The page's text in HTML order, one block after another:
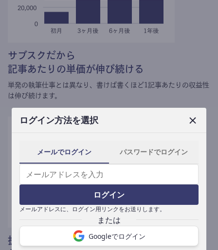
ログイン方法を選択
メールでログイン パスワードでログイン
ログイン
メールアドレスに、ログイン用リンクをお送りします。
Googleでログイン
サブスクだから
記事あたりの単価が伸び続ける
単発の執筆仕事とは異なり、 書けば書くほど1記事あたりの収益性
は伸び続けます。
提携媒体による記事買い取りで